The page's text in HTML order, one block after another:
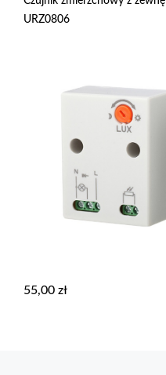
URZ0806
55,00 zł